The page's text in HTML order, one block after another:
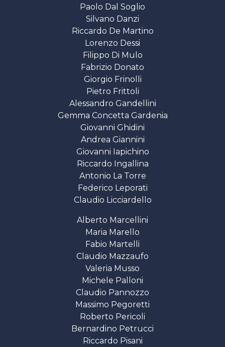
Paolo Dal Soglio
Silvano Danzi
Riccardo De Martino
Lorenzo Dessi
Filippo Di Mulo
Fabrizio Donato
Giorgio Frinolli
Pietro Frittoli
Alessandro Gandellini
Gemma Concetta Gardenia
Giovanni Ghidini
Andrea Giannini
Giovanni Iapichino
Riccardo Ingallina
Antonio La Torre
Federico Leporati
Claudio Licciardello
Alberto Marcellini
Maria Marello
Fabio Martelli
Claudio Mazzaufo
Valeria Musso
Michele Palloni
Claudio Pannozzo
Massimo Pegoretti
Roberto Pericoli
Bernardino Petrucci
Riccardo Pisani